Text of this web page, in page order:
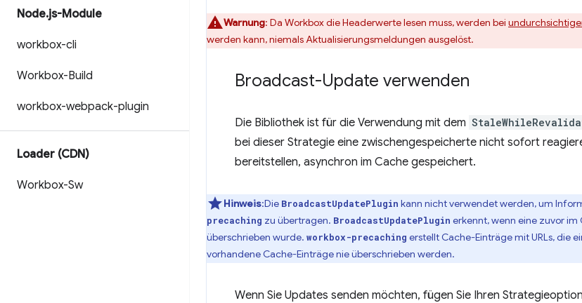
Node.js-Module
workbox-cli
Workbox-Build
workbox-webpack-plugin
Loader (CDN)
Workbox-Sw
Warnung: Da Workbox die Headerwerte lesen muss, werden bei
werden kann, niemals Aktualisierungsmeldungen ausgelöst.
Broadcast-Update verwenden
Die Bibliothek ist für die Verwendung mit dem
bei dieser Strategie eine zwischengespeicherte nicht sofort
bereitstellen, asynchron im Cache gespeichert.
Hinweis:Die BroadcastUpdatePlugin kann nicht verwendet werden, um
precaching zu übertragen. BroadcastUpdatePlugin erkennt, wenn eine zuvor im
überschrieben wurde. workbox-precaching erstellt Cache-Einträge mit URLs, die
vorhandene Cache-Einträge nie überschrieben werden.
Wenn Sie Updates senden möchten, fügen Sie Ihren